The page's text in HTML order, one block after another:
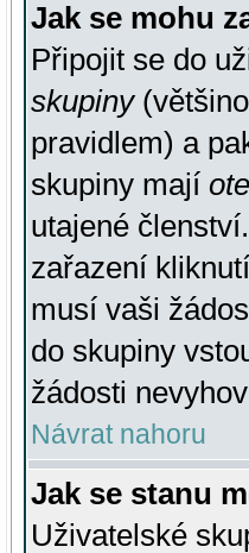
Jak se mohu
Připojit se do
skupiny
pravidlem) a
skupiny mají
utajené
zařazení
musí vaši
do skupiny
žádosti
Návrat nahoru
Jak se stanu
Uživatelské